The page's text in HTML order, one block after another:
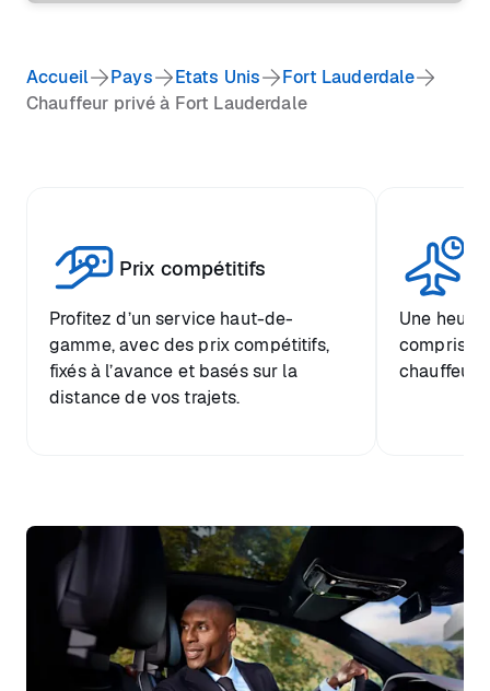
Accueil Pays Etats Unis
Fort Lauderdale
Chauffeur privé à Fort Lauderdale
Prix compétitifs
Profitez d’un service haut-de-
gamme, avec des prix compétitifs,
fixés à l’avance et basés sur la
distance de vos trajets.
Une heure
comprise
chauffeur.